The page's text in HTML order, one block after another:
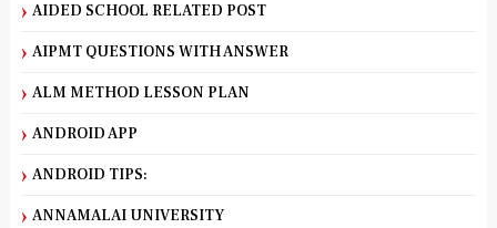
AIDED SCHOOL RELATED POST
AIPMT QUESTIONS WITH ANSWER
ALM METHOD LESSON PLAN
ANDROID APP
ANDROID TIPS:
ANNAMALAI UNIVERSITY